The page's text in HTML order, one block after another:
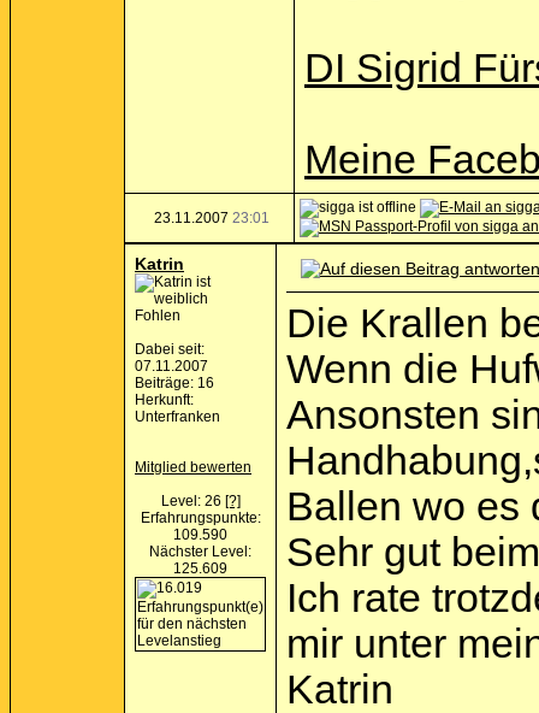
DI Sigrid
Meine
23.11.2007 23:01
Katrin
Fohlen
Dabei seit:
07.11.2007
Beiträge: 16
Herkunft:
Unterfranken
Mitglied bewerten
Level: 26 [?]
Erfahrungspunkte:
109.590
Nächster Level:
125.609
Die Krallen
Wenn die
Ansonsten
Ballen wo es
Sehr gut
Ich rate
mir unter
Katrin